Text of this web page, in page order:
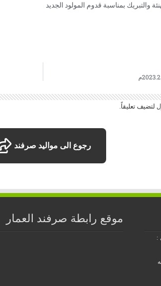
والتبريك بمناسبة قدوم المولود الجديد
لتضيف تعليقاً.
رجوع الى مواليد صرفند
:
موقع رابطة صرفند العمار